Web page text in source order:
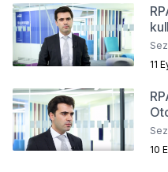
11
10